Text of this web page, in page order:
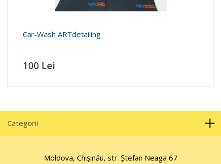
Car-Wash ARTdetailing
100 Lei
Categorii
Moldova, Chișinău, str. Ştefan Neaga 67